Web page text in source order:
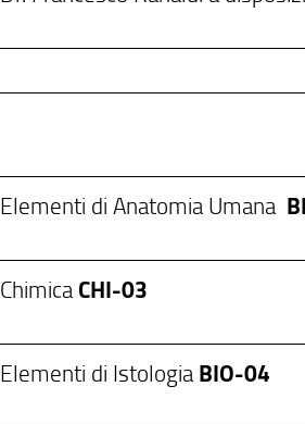
Elementi di Anatomia Umana
ChimicaCHI-03
Elementi di IstologiaBIO-04